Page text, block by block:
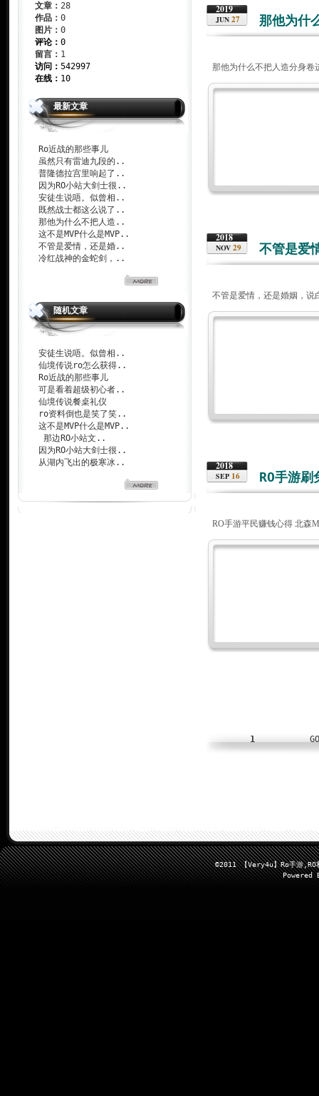
文章： 28
作品： 0
图片： 0
评论： 0
留言： 1
访问： 542997
在线： 10
最新文章
Ro近战的那些事儿
虽然只有雷迪九段的..
普隆德拉宫里响起了..
因为RO小站大剑士很..
安徒生说唔。似曾相..
既然战士都这么说了..
那他为什么不把人造..
这不是MVP什么是MVP..
不管是爱情，还是婚..
冷红战神的金蛇剑，..
随机文章
安徒生说唔。似曾相..
仙境传说ro怎么获得..
Ro近战的那些事儿
可是看着超级初心者..
仙境传说餐桌礼仪
ro资料倒也是笑了笑..
这不是MVP什么是MVP..
那边RO小站文..
因为RO小站大剑士很..
从湖内飞出的极寒冰..
2019
JUN 27 那他为什
那他为什么不把人造分身卷
2018
NOV 29 不管是爱
不管是爱情，还是婚姻，说
2018
SEP 16 RO手游刷
RO手游平民赚钱心得 北森
1 GO
©2011 【Very4u】Ro手游,RO
Powered